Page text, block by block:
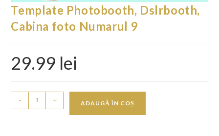
Template Photobooth, Dslrbooth,
Cabina foto Numarul 9
29.99 lei
- + ADAUGĂ ÎN COȘ